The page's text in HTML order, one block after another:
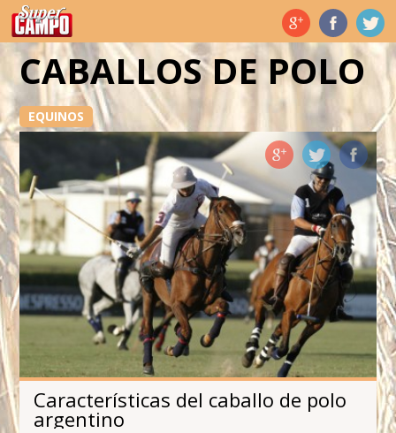
Temas de hoy
CABALLOS DE POLO
EQUINOS
Características del caballo de polo
argentino